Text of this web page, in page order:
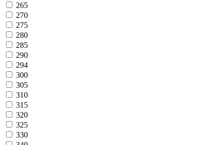
265
270
275
280
285
290
294
300
305
310
315
320
325
330